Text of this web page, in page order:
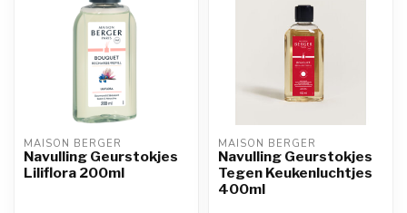
MAISON BERGER
Navulling Geurstokjes
Liliflora 200ml
MAISON BERGER
Navulling Geurstokjes
Tegen Keukenluchtjes
400ml